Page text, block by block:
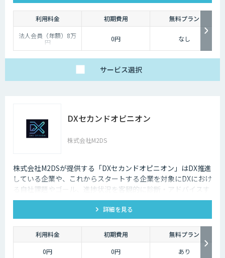
利用料金 初期費用
無料プラン
法人会員（年額）8万
円 0円 なし
サービス選択
DXセカンドオピニオン
株式会社M2DS
株式会社M2DSが提供する「DXセカンドオピニオン」はDX推進
している企業や、これからスタートする企業を対象にDXにおけ
る自社課題やゴール、進捗状況を客観的に診断・アドバイスす
るサービスです
詳細を見る
利用料金 初期費用
無料プラン
0円
0円 あり